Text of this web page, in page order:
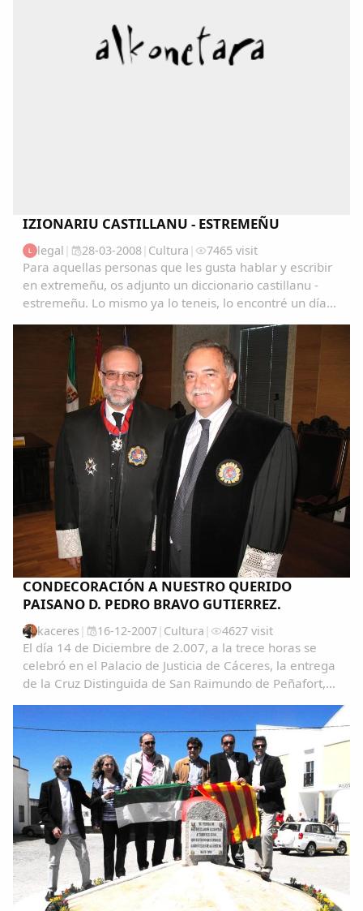
IZIONARIU CASTILLANU - ESTREMEÑU
L legal | 28-03-2008| Cultura | 7465 visit
Para aquellas personas que les gusta hablar y escribir
en extremeñu, os adjunto un diccionario castillanu -
estremeñu. Lo mismo ya lo teneis, lo encontré un día
navegando y me pareció muy interesante. Ya me
contareis que os parece. Saludos...
CONDECORACIÓN A NUESTRO QUERIDO
PAISANO D. PEDRO BRAVO GUTIERREZ.
kaceres | 16-12-2007| Cultura | 4627 visit
El día 14 de Diciembre de 2.007, a la trece horas se
celebró en el Palacio de Justicia de Cáceres, la entrega
de la Cruz Distinguida de San Raimundo de Peñafort,
con motivo de la onomástica de S.M. el Rey a nuestro
Comparte